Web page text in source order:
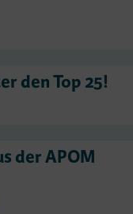
den Top 25!
der APOM